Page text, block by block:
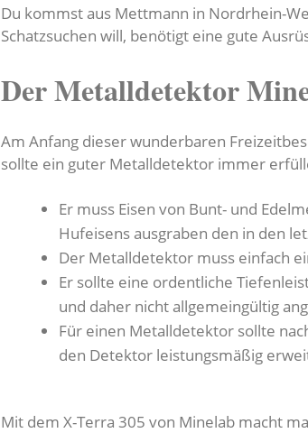
Du kommst aus Mettmann in Nordrhein-
Schatzsuchen will, benötigt eine gute
Der Metalldetektor
Am Anfang dieser wunderbaren
sollte ein guter Metalldetektor immer
Er muss Eisen von Bunt- und
Hufeisens ausgraben den in den
Der Metalldetektor muss einfach
Er sollte eine ordentliche
und daher nicht allgemeingültig
Für einen Metalldetektor sollte
den Detektor leistungsmäßig
Mit dem X-Terra 305 von Minelab macht